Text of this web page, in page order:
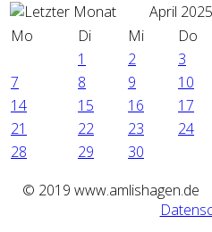
April 2025
Mo
Di Mi Do
1
2 3
7
8 9 10
14
15 16 17
21
22 23 24
28
29
30
© 2019